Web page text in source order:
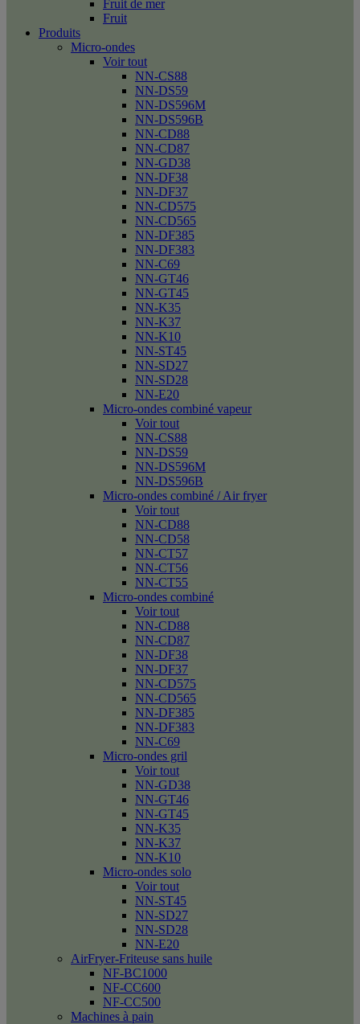
Fruit de mer
Fruit
Produits
Micro-ondes
Voir tout
NN-CS88
NN-DS59
NN-DS596M
NN-DS596B
NN-CD88
NN-CD87
NN-GD38
NN-DF38
NN-DF37
NN-CD575
NN-CD565
NN-DF385
NN-DF383
NN-C69
NN-GT46
NN-GT45
NN-K35
NN-K37
NN-K10
NN-ST45
NN-SD27
NN-SD28
NN-E20
Micro-ondes combiné vapeur
Voir tout
NN-CS88
NN-DS59
NN-DS596M
NN-DS596B
Micro-ondes combiné / Air fryer
Voir tout
NN-CD88
NN-CD58
NN-CT57
NN-CT56
NN-CT55
Micro-ondes combiné
Voir tout
NN-CD88
NN-CD87
NN-DF38
NN-DF37
NN-CD575
NN-CD565
NN-DF385
NN-DF383
NN-C69
Micro-ondes gril
Voir tout
NN-GD38
NN-GT46
NN-GT45
NN-K35
NN-K37
NN-K10
Micro-ondes solo
Voir tout
NN-ST45
NN-SD27
NN-SD28
NN-E20
AirFryer-Friteuse sans huile
NF-BC1000
NF-CC600
NF-CC500
Machines à pain